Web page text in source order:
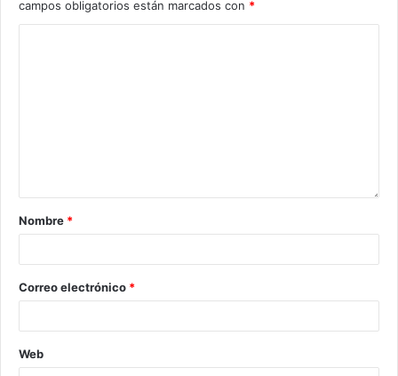
campos obligatorios están marcados con *
Nombre *
Correo electrónico *
Web